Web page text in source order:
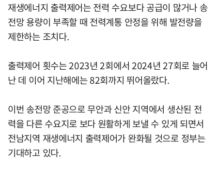
재생에너지 출력제어는 전력 수요보다 공급이 많거나 송
전망 용량이 부족할 때 전력계통 안정을 위해 발전량을
제한하는 조치다.
출력제어 횟수는 2023년 2회에서 2024년 27회로 늘어
난 데 이어 지난해에는 82회까지 뛰어올랐다.
이번 송전망 준공으로 무안과 신안 지역에서 생산된 전
력을 다른 수요지로 보다 원활하게 보낼 수 있게 되면서
전남지역 재생에너지 출력제어가 완화될 것으로 정부는
기대하고 있다.